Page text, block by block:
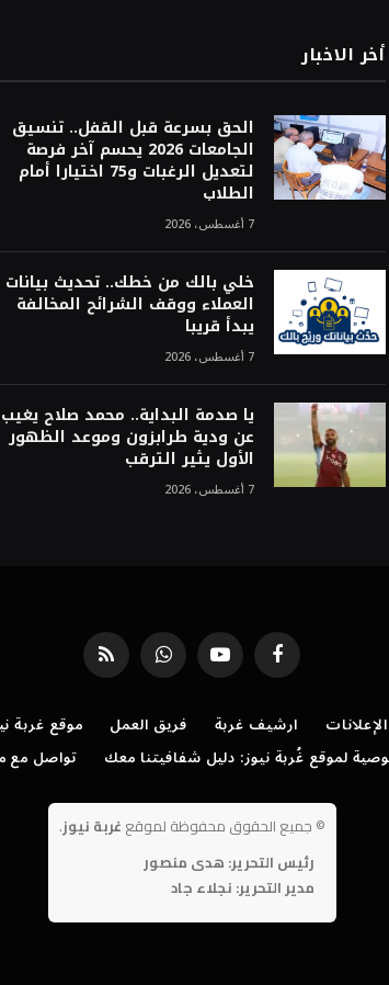
أخر الاخبار
الحق بسرعة قبل القفل.. تنسيق
الجامعات 2026 يحسم آخر فرصة
لتعديل الرغبات و75 اختيارا أمام
الطلاب
7 أغسطس، 2026
خلي بالك من خطك.. تحديث بيانات
العملاء ووقف الشرائح المخالفة
يبدأ قريبا
7 أغسطس، 2026
يا صدمة البداية.. محمد صلاح يغيب
عن ودية طرابزون وموعد الظهور
الأول يثير الترقب
7 أغسطس، 2026
فيسبوك يوتيوب واتساب RSS
ارشيف غربة فريق العمل
موقع غربة
لموقع غُربة نيوز: دليل شفافيتنا معك
تواصل مع
© جميع الحقوق محفوظة لموقع غربة نيوز.
رئيس التحرير: هدى منصور
مدير التحرير: نجلاء جاد